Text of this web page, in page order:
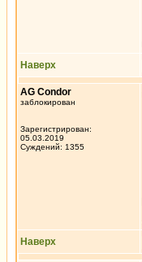
Наверх
AG Condor
заблокирован
Зарегистрирован:
05.03.2019
Суждений: 1355
Наверх